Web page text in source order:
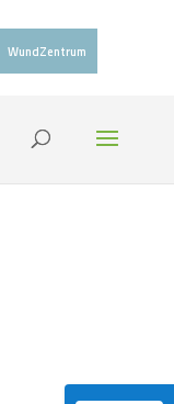
WundZentrum